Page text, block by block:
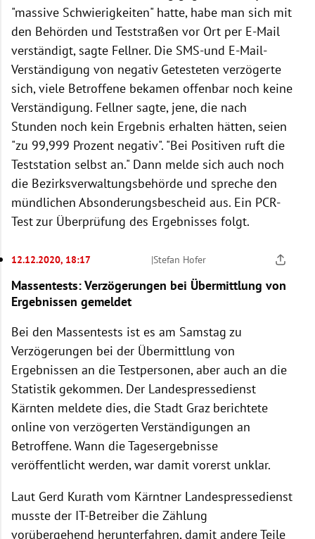
"massive Schwierigkeiten" hatte, habe man sich mit
den Behörden und Teststraßen vor Ort per E-Mail
verständigt, sagte Fellner. Die SMS-und E-Mail-
Verständigung von negativ Getesteten verzögerte
sich, viele Betroffene bekamen offenbar noch keine
Verständigung. Fellner sagte, jene, die nach
Stunden noch kein Ergebnis erhalten hätten, seien
"zu 99,999 Prozent negativ". "Bei Positiven ruft die
Teststation selbst an." Dann melde sich auch noch
die Bezirksverwaltungsbehörde und spreche den
mündlichen Absonderungsbescheid aus. Ein PCR-
Test zur Überprüfung des Ergebnisses folgt.
12.12.2020, 18:17 |Stefan Hofer
Massentests: Verzögerungen bei Übermittlung von
Ergebnissen gemeldet
Bei den Massentests ist es am Samstag zu
Verzögerungen bei der Übermittlung von
Ergebnissen an die Testpersonen, aber auch an die
Statistik gekommen. Der Landespressedienst
Kärnten meldete dies, die Stadt Graz berichtete
online von verzögerten Verständigungen an
Betroffene. Wann die Tagesergebnisse
veröffentlicht werden, war damit vorerst unklar.
Laut Gerd Kurath vom Kärntner Landespressedienst
musste der IT-Betreiber die Zählung
vorübergehend herunterfahren, damit andere Teile